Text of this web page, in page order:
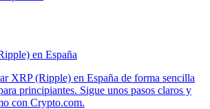
en España
XRP (Ripple) en España de forma sencilla
principiantes. Sigue unos pasos claros y
con Crypto.com.